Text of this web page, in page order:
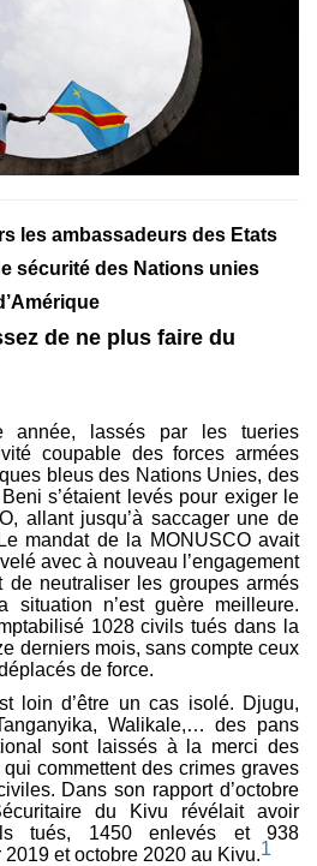
les ambassadeurs des Etats
sécurité des Nations unies
de ne plus faire du
lassés par les tueries
coupable des forces armées
bleus des Nations Unies, des
s’étaient levés pour exiger le
allant jusqu’à saccager une de
mandat de la MONUSCO avait
avec à nouveau l’engagement
neutraliser les groupes armés
situation n’est guère meilleure.
1028 civils tués dans la
derniers mois, sans compte ceux
de force.
loin d’être un cas isolé. Djugu,
Walikale,… des pans
sont laissés à la merci des
commettent des crimes graves
Dans son rapport d’octobre
du Kivu révélait avoir
tués, 1450 enlevés et 938
et octobre 2020 au Kivu.1